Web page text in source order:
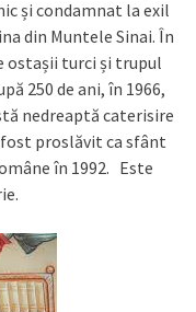
și condamnat la exil
din Muntele Sinai. În
ostașii turci și trupul
250 de ani, în 1966,
nedreaptă caterisire
proslăvit ca sfânt
în 1992. Este